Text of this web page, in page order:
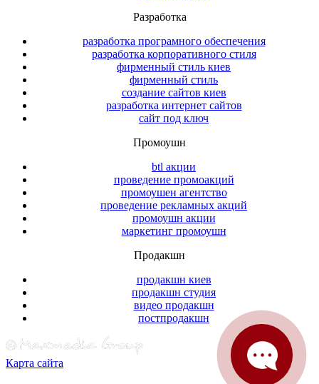
Разработка
разработка програмного обеспечения
разработка корпоративного стиля
фирменный стиль киев
фирменный стиль
создание сайтов киев
разработка интернет сайтов
сайт под ключ
Промоушн
btl акции
проведение промоакций
промоушен агентство
проведение рекламных акций
промоушн акции
маркетинг промоушн
Продакшн
продакшн киев
продакшн студия
видео продакшн
постпродакшн
Карта сайта